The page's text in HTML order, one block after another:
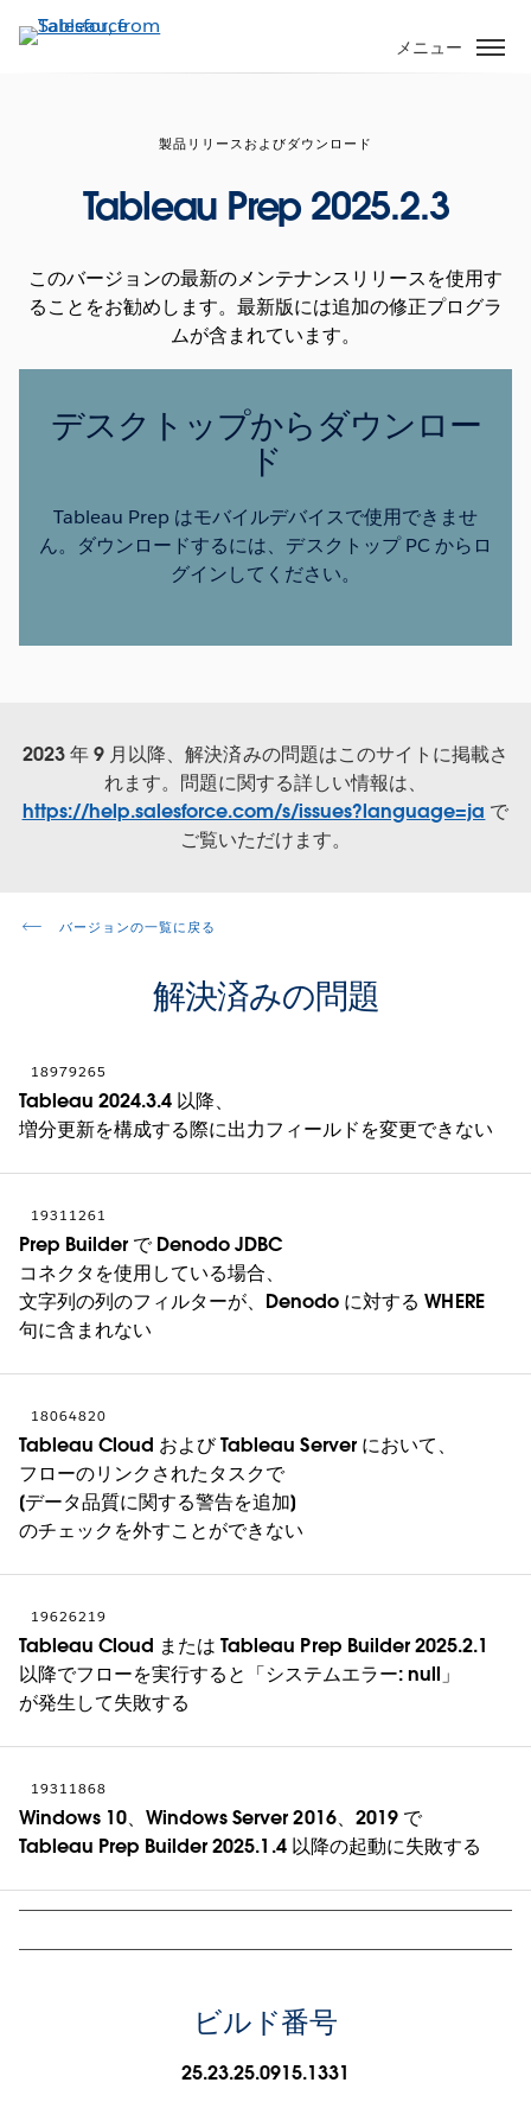
イ
メニュー
製品リリースおよびダウンロード
Tableau Prep 2025.2.3
このバージョンの最新のメンテナンスリリースを使用す
ることをお勧めします。最新版には追加の修正プログラ
ムが含まれています。
デスクトップからダウンロー
ド
Tableau Prep はモバイルデバイスで使用できませ
ん。ダウンロードするには、デスクトップ PC からロ
グインしてください。
2023 年 9 月以降、解決済みの問題はこのサイトに掲載さ
れます。問題に関する詳しい情報は、
https://help.salesforce.com/s/issues?language=ja で
ご覧いただけます。
バージョンの一覧に戻る
解決済みの問題
18979265
Tableau 2024.3.4 以降、
増分更新を構成する際に出力フィールドを変更できない
19311261
Prep Builder で Denodo JDBC
コネクタを使用している場合、
文字列の列のフィルターが、Denodo に対する WHERE
句に含まれない
18064820
Tableau Cloud および Tableau Server において、
フローのリンクされたタスクで
[データ品質に関する警告を追加]
のチェックを外すことができない
19626219
Tableau Cloud または Tableau Prep Builder 2025.2.1
以降でフローを実行すると「システムエラー: null」
が発生して失敗する
19311868
Windows 10、Windows Server 2016、2019 で
Tableau Prep Builder 2025.1.4 以降の起動に失敗する
ビルド番号
25.23.25.0915.1331